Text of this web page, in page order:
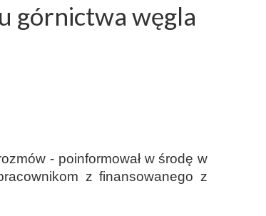
górnictwa węgla
- poinformował w środę w
z finansowanego z